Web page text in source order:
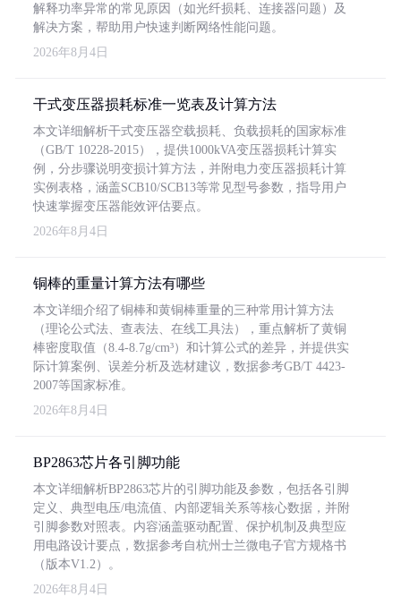
解释功率异常的常见原因（如光纤损耗、连接器问题）及
解决方案，帮助用户快速判断网络性能问题。
2026年8月4日
干式变压器损耗标准一览表及计算方法
本文详细解析干式变压器空载损耗、负载损耗的国家标准
（GB/T 10228-2015），提供1000kVA变压器损耗计算实
例，分步骤说明变损计算方法，并附电力变压器损耗计算
实例表格，涵盖SCB10/SCB13等常见型号参数，指导用户
快速掌握变压器能效评估要点。
2026年8月4日
铜棒的重量计算方法有哪些
本文详细介绍了铜棒和黄铜棒重量的三种常用计算方法
（理论公式法、查表法、在线工具法），重点解析了黄铜
棒密度取值（8.4-8.7g/cm³）和计算公式的差异，并提供实
际计算案例、误差分析及选材建议，数据参考GB/T 4423-
2007等国家标准。
2026年8月4日
BP2863芯片各引脚功能
本文详细解析BP2863芯片的引脚功能及参数，包括各引脚
定义、典型电压/电流值、内部逻辑关系等核心数据，并附
引脚参数对照表。内容涵盖驱动配置、保护机制及典型应
用电路设计要点，数据参考自杭州士兰微电子官方规格书
（版本V1.2）。
2026年8月4日